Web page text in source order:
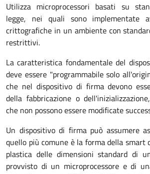
Utilizza microprocessori basati su
legge, nei quali sono implementate
crittografiche in un ambiente con
restrittivi.
La caratteristica fondamentale del
deve essere "programmabile solo
che nel dispositivo di firma devono
della fabbricazione o
che non possono essere modificate
Un dispositivo di firma può assumere
quello più comune è la forma della smart
plastica delle dimensioni standard di
provvisto di un microprocessore e di